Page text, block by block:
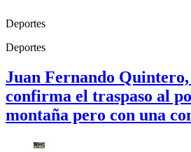
Deportes
Deportes
Juan Fernando
confirma el traspaso al
montaña pero con una